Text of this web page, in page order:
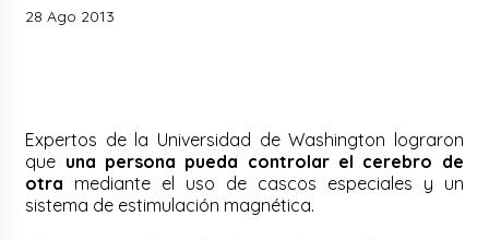
28 Ago 2013
Expertos de la Universidad de Washington lograron
que una persona pueda controlar el cerebro de
otra mediante el uso de cascos especiales y un
sistema de estimulación magnética.